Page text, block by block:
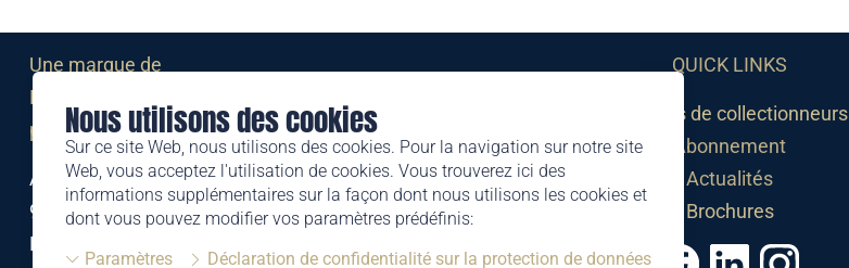
Nous utilisons des cookies
Sur ce site Web, nous utilisons des cookies. Pour la navigation sur notre site
Web, vous acceptez l'utilisation de cookies. Vous trouverez ici des
informations supplémentaires sur la façon dont nous utilisons les cookies et
dont vous pouvez modifier vos paramètres prédéfinis:
Paramètres
Déclaration de confidentialité sur la protection de données
Une marque de
Liechtensteinischen Post AG
post.li
Alte Zollstrasse 11
9494 Schaan
Liechtenstein
QUICK LINKS
Sociétés de collectionneurs
Abonnement
Actualités
Brochures